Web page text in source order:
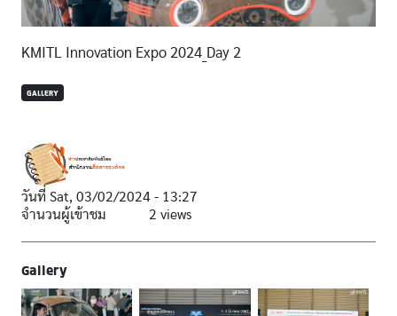
KMITL Innovation Expo 2024_Day 2
GALLERY
วันที่ Sat, 03/02/2024 - 13:27
จำนวนผู้เข้าชม
2 views
Gallery